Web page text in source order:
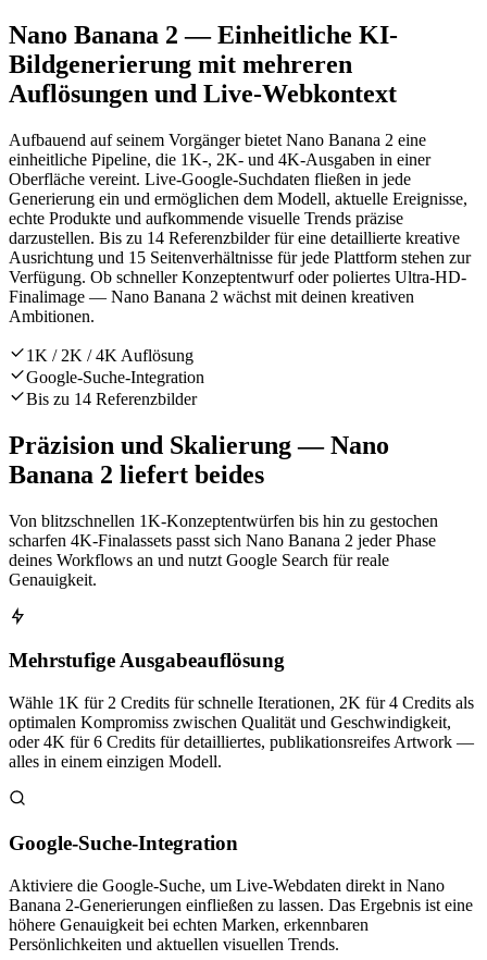
Nano Banana 2 — Einheitliche KI-
Bildgenerierung mit mehreren
Auflösungen und Live-Webkontext
Aufbauend auf seinem Vorgänger bietet Nano Banana 2 eine
einheitliche Pipeline, die 1K-, 2K- und 4K-Ausgaben in einer
Oberfläche vereint. Live-Google-Suchdaten fließen in jede
Generierung ein und ermöglichen dem Modell, aktuelle Ereignisse,
echte Produkte und aufkommende visuelle Trends präzise
darzustellen. Bis zu 14 Referenzbilder für eine detaillierte kreative
Ausrichtung und 15 Seitenverhältnisse für jede Plattform stehen zur
Verfügung. Ob schneller Konzeptentwurf oder poliertes Ultra-HD-
Finalimage — Nano Banana 2 wächst mit deinen kreativen
Ambitionen.
1K / 2K / 4K Auflösung
Google-Suche-Integration
Bis zu 14 Referenzbilder
Präzision und Skalierung — Nano
Banana 2 liefert beides
Von blitzschnellen 1K-Konzeptentwürfen bis hin zu gestochen
scharfen 4K-Finalassets passt sich Nano Banana 2 jeder Phase
deines Workflows an und nutzt Google Search für reale
Genauigkeit.
Mehrstufige Ausgabeauflösung
Wähle 1K für 2 Credits für schnelle Iterationen, 2K für 4 Credits als
optimalen Kompromiss zwischen Qualität und Geschwindigkeit,
oder 4K für 6 Credits für detailliertes, publikationsreifes Artwork —
alles in einem einzigen Modell.
Google-Suche-Integration
Aktiviere die Google-Suche, um Live-Webdaten direkt in Nano
Banana 2-Generierungen einfließen zu lassen. Das Ergebnis ist eine
höhere Genauigkeit bei echten Marken, erkennbaren
Persönlichkeiten und aktuellen visuellen Trends.